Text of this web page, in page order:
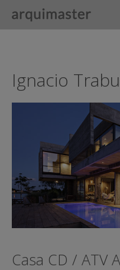
Ignacio
Casa CD / ATV